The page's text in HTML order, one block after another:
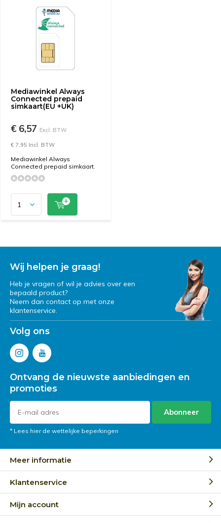
Mediawinkel Always
Connected prepaid
simkaart(EU +UK)
€ 6,57 Excl. BTW
€ 7,95 Incl. BTW
Mediawinkel Always
Connected prepaid simkaart.
Wij helpen je graag!
Heb je vragen of wil je advies over een
bepaald product?
Neem dan contact op met onze
klantenservice.
Volg ons
Ontvang de nieuwste aanbiedingen en
promoties
Abonneer
* Lees hier de wettelijke beperkingen
Meer informatie
Klantenservice
Mijn account